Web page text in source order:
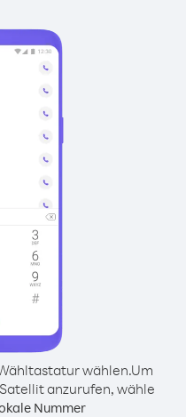
wählen.Um
anzurufen, wähle
Nummer